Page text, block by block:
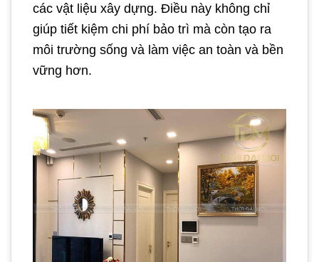
các vật liệu xây dựng. Điều này không chỉ
giúp tiết kiệm chi phí bảo trì mà còn tạo ra
môi trường sống và làm việc an toàn và bền
vững hơn.